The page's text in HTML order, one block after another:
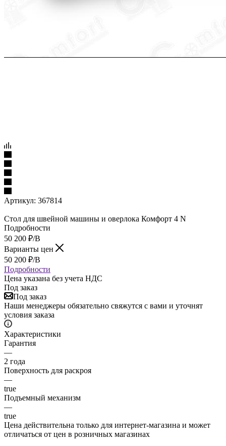
Артикул: 367814
Стол для швейной машины и оверлока Комфорт 4 N
Подробности
50 200 ₽/В
Варианты цен
50 200 ₽/В
Подробности
Цена указана без учета НДС
Под заказ
Под заказ
Наши менеджеры обязательно свяжутся с вами и уточнят
условия заказа
Характеристики
Гарантия
—
2 года
Поверхность для раскроя
—
true
Подъемный механизм
—
true
Цена действительна только для интернет-магазина и может
отличаться от цен в розничных магазинах